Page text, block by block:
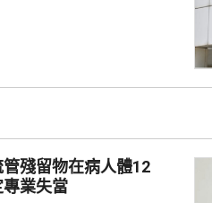
心情應付審訊，信心不
。
殘留物在病人體12
業失當